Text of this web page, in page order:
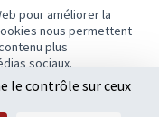
pour améliorer la
nous permettent
plus
sociaux.
le contrôle sur ceux